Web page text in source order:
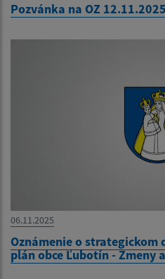
Pozvánka na OZ 12.11.2025
06.11.2025
Oznámenie o strategickom
plán obce Ľubotín - Zmeny